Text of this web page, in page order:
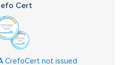
Cert
CrefoCert not issued